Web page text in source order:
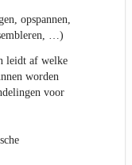
opspannen,
…)
leidt af welke
worden
voor